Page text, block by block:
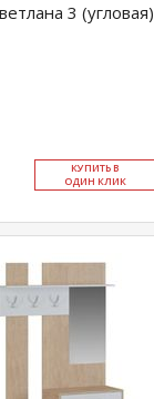
3 (угловая)
КУ­ПИТЬ В
ОДИН КЛИК